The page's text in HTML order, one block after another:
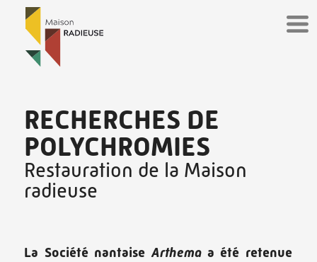
Panneau de gestion des cookies
RECHERCHES DE
POLYCHROMIES
Restauration de la Maison
radieuse
La Société nantaise Arthemaa été retenue